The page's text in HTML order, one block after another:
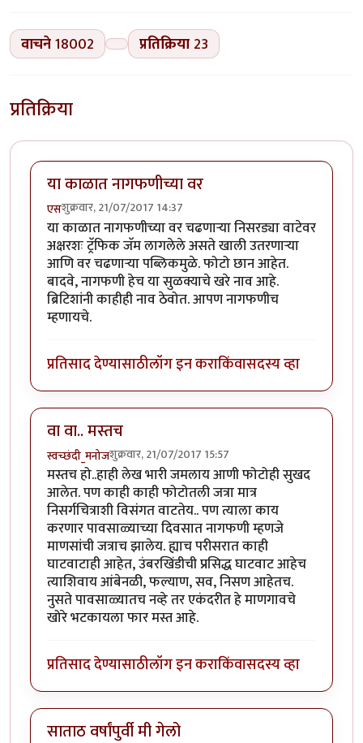
वाचने18002 प्रतिक्रिया 23
प्रतिक्रिया
या काळात नागफणीच्या वर
एसशुक्रवार, 21/07/2017 14:37
या काळात नागफणीच्या वर चढणाऱ्या निसरड्या वाटेवर
अक्षरशः ट्रॅफिक जॅम लागलेले असते खाली उतरणाऱ्या
आणि वर चढणाऱ्या पब्लिकमुळे. फोटो छान आहेत.
बादवे, नागफणी हेच या सुळक्याचे खरे नाव आहे.
ब्रिटिशांनी काहीही नाव ठेवोत. आपण नागफणीच
म्हणायचे.
प्रतिसाद देण्यासाठीलॉग इन कराकिंवासदस्य व्हा
वा वा.. मस्तच
स्वच्छंदी_मनोजशुक्रवार, 21/07/2017 15:57
मस्तच हो..हाही लेख भारी जमलाय आणी फोटोही सुखद
आलेत. पण काही काही फोटोतली जत्रा मात्र
निसर्गचित्राशी विसंगत वाटतेय.. पण त्याला काय
करणार पावसाळ्याच्या दिवसात नागफणी म्हणजे
माणसांची जत्राच झालेय. ह्याच परीसरात काही
घाटवाटाही आहेत, उंबरखिंडीची प्रसिद्ध घाटवाट आहेच
त्याशिवाय आंबेनळी, फल्याण, सव, निसण आहेतच.
नुसते पावसाळ्यातच नव्हे तर एकंदरीत हे माणगावचे
खोरे भटकायला फार मस्त आहे.
प्रतिसाद देण्यासाठीलॉग इन कराकिंवासदस्य व्हा
साताठ वर्षांपुर्वी मी गेलो